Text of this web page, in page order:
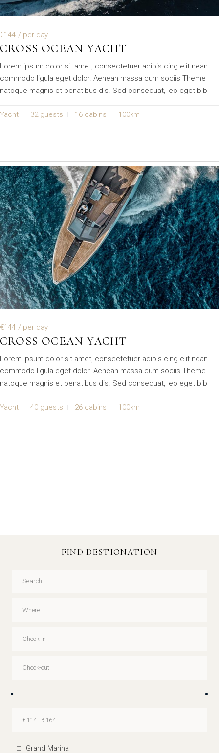
€144 / per day
CROSS OCEAN YACHT
Lorem ipsum dolor sit amet, consectetuer adipis cing elit nean
commodo ligula eget dolor. Aenean massa cum sociis Theme
natoque magnis et penatibus dis. Sed consequat, leo eget bib
Yacht 32 guests 16 cabins 100km
€144 / per day
CROSS OCEAN YACHT
Lorem ipsum dolor sit amet, consectetuer adipis cing elit nean
commodo ligula eget dolor. Aenean massa cum sociis Theme
natoque magnis et penatibus dis. Sed consequat, leo eget bib
Yacht 40 guests 26 cabins 100km
FIND DESTIONATION
Grand Marina